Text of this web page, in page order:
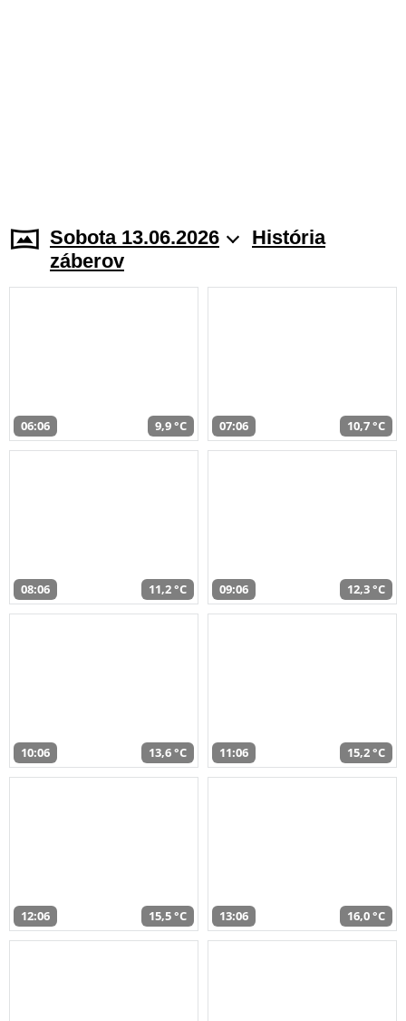
Sobota 13.06.2026
História
záberov
06:06 9,9 °C 07:06 10,7 °C
08:06 11,2 °C 09:06 12,3 °C
10:06 13,6 °C 11:06 15,2 °C
12:06 15,5 °C 13:06 16,0 °C